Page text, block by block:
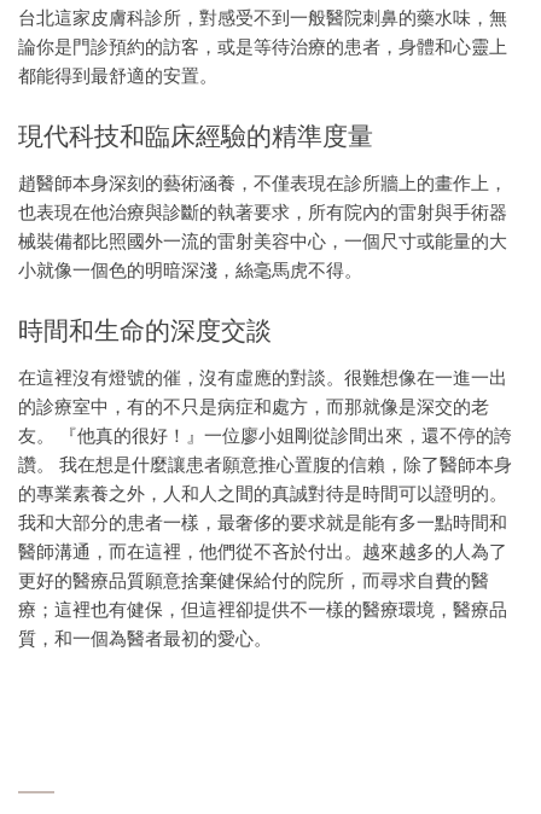
台北這家皮膚科診所，對感受不到一般醫院刺鼻的藥水味，無
論你是門診預約的訪客，或是等待治療的患者，身體和心靈上
都能得到最舒適的安置。
現代科技和臨床經驗的精準度量
趙醫師本身深刻的藝術涵養，不僅表現在診所牆上的畫作上，
也表現在他治療與診斷的執著要求，所有院內的雷射與手術器
械裝備都比照國外一流的雷射美容中心，一個尺寸或能量的大
小就像一個色的明暗深淺，絲毫馬虎不得。
時間和生命的深度交談
在這裡沒有燈號的催，沒有虛應的對談。很難想像在一進一出
的診療室中，有的不只是病症和處方，而那就像是深交的老
友。 『他真的很好！』一位廖小姐剛從診間出來，還不停的誇
讚。 我在想是什麼讓患者願意推心置腹的信賴，除了醫師本身
的專業素養之外，人和人之間的真誠對待是時間可以證明的。
我和大部分的患者一樣，最奢侈的要求就是能有多一點時間和
醫師溝通，而在這裡，他們從不吝於付出。越來越多的人為了
更好的醫療品質願意捨棄健保給付的院所，而尋求自費的醫
療；這裡也有健保，但這裡卻提供不一樣的醫療環境，醫療品
質，和一個為醫者最初的愛心。